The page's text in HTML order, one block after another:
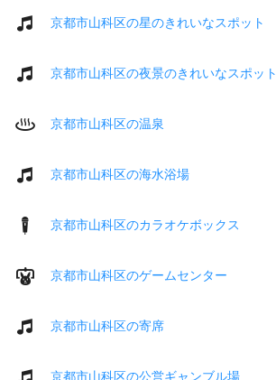
京都市山科区の星のきれいなスポット
京都市山科区の夜景のきれいなスポット
京都市山科区の温泉
京都市山科区の海水浴場
京都市山科区のカラオケボックス
京都市山科区のゲームセンター
京都市山科区の寄席
京都市山科区の公営ギャンブル場